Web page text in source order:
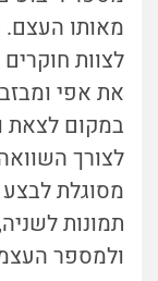
מאותו העצם.
לצוות
את אפי
במקום לצאת
תמונות
ולמספר